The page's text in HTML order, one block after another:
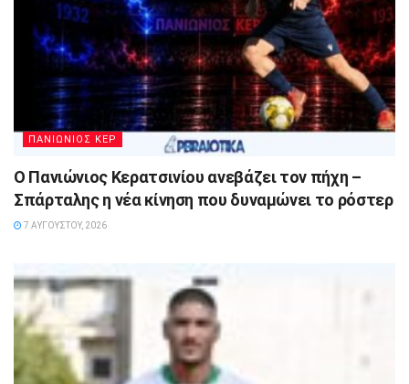
ΠΑΝΙΩΝΙΟΣ ΚΕΡ
Ο Πανιώνιος Κερατσινίου ανεβάζει τον πήχη –
Σπάρταλης η νέα κίνηση που δυναμώνει το ρόστερ
7 ΑΥΓΟΎΣΤΟΥ, 2026